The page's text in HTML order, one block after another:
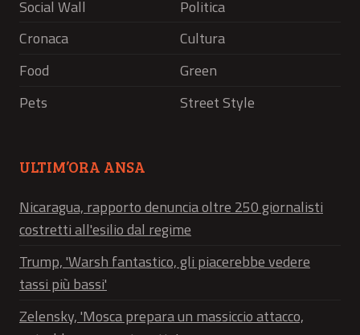
Social Wall
Politica
Cronaca
Cultura
Food
Green
Pets
Street Style
ULTIM’ORA ANSA
Nicaragua, rapporto denuncia oltre 250 giornalisti
costretti all'esilio dal regime
Trump, 'Warsh fantastico, gli piacerebbe vedere
tassi più bassi'
Zelensky, 'Mosca prepara un massiccio attacco,